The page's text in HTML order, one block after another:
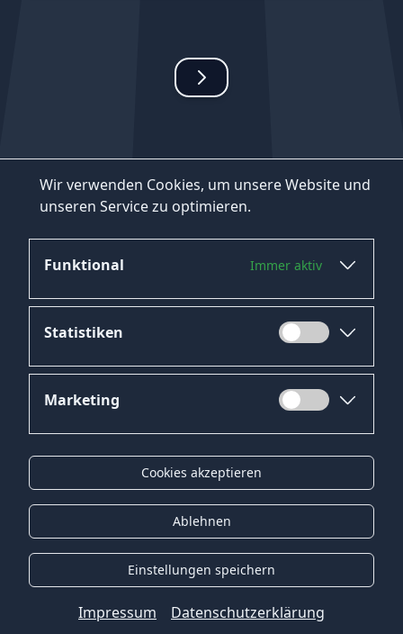
Wir verwenden Cookies, um unsere Website und
unseren Service zu optimieren.
Funktional Immer aktiv
Statistiken
Marketing
Cookies akzeptieren
Ablehnen
Einstellungen speichern
Impressum Datenschutzerklärung
Datenschutz
Impressum
Kontakt
Gender-Hinweis
© 2026 Onyx Consulting GmbH